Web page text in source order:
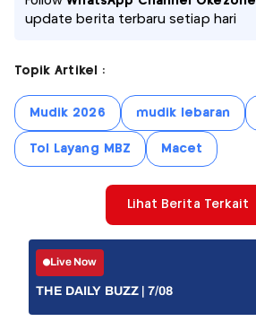
update berita terbaru setiap hari
Topik Artikel :
Mudik 2026 mudik lebaran
Tol Layang MBZ Macet
Lihat Berita Terkait
Live Now
THE DAILY BUZZ | 7/08